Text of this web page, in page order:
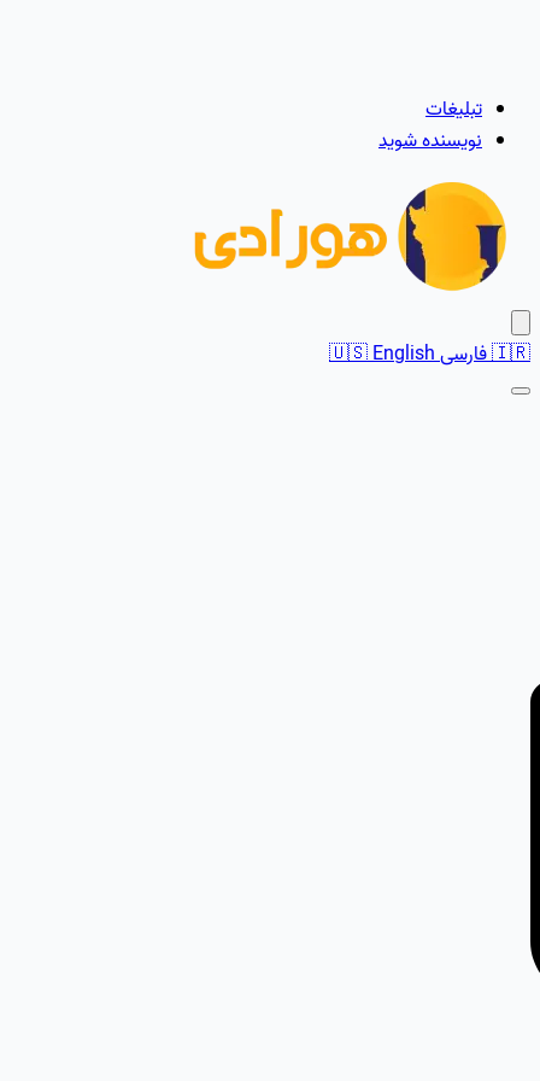
تبلیغات
نویسنده شوید
🇮🇷فارسی 🇺🇸English